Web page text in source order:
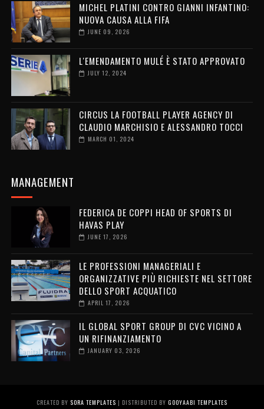
MICHEL PLATINI CONTRO GIANNI INFANTINO:
NUOVA CAUSA ALLA FIFA
JUNE 09, 2026
L'EMENDAMENTO MULÉ È STATO APPROVATO
JULY 12, 2024
CIRCUS LA FOOTBALL PLAYER AGENCY DI
CLAUDIO MARCHISIO E ALESSANDRO TOCCI
MARCH 01, 2024
MANAGEMENT
FEDERICA DE COPPI HEAD OF SPORTS DI
HAVAS PLAY
JUNE 17, 2026
LE PROFESSIONI MANAGERIALI E
ORGANIZZATIVE PIÙ RICHIESTE NEL SETTORE
DELLO SPORT ACQUATICO
APRIL 17, 2026
IL GLOBAL SPORT GROUP DI CVC VICINO A
UN RIFINANZIAMENTO
JANUARY 03, 2026
CREATED BY SORA TEMPLATES | DISTRIBUTED BY GOOYAABI TEMPLATES